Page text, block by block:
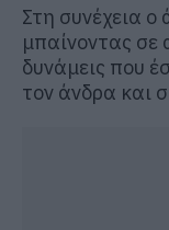
Στη συνέχεια
μπαίνοντας σε
δυνάμεις που
τον άνδρα και